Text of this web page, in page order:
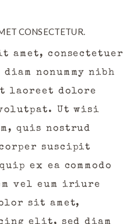
CONSECTETUR.
amet, consectetuer
nonummy nibh
laoreet dolore
volutpat. Ut wisi
quis nostrud
suscipit
ex ea commodo
vel eum iriure
sit amet,